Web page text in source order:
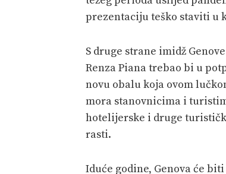
prezentaciju teško staviti u
S druge strane imidž
Renza Piana trebao bi u
novu obalu koja ovom
mora stanovnicima i
hotelijerske i druge
rasti.
Iduće godine, Genova će